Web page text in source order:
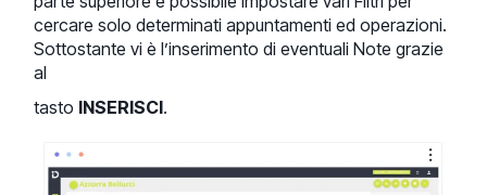
cercare solo determinati appuntamenti ed operazioni.
Sottostante vi è l’inserimento di eventuali Note grazie
al
tasto INSERISCI.